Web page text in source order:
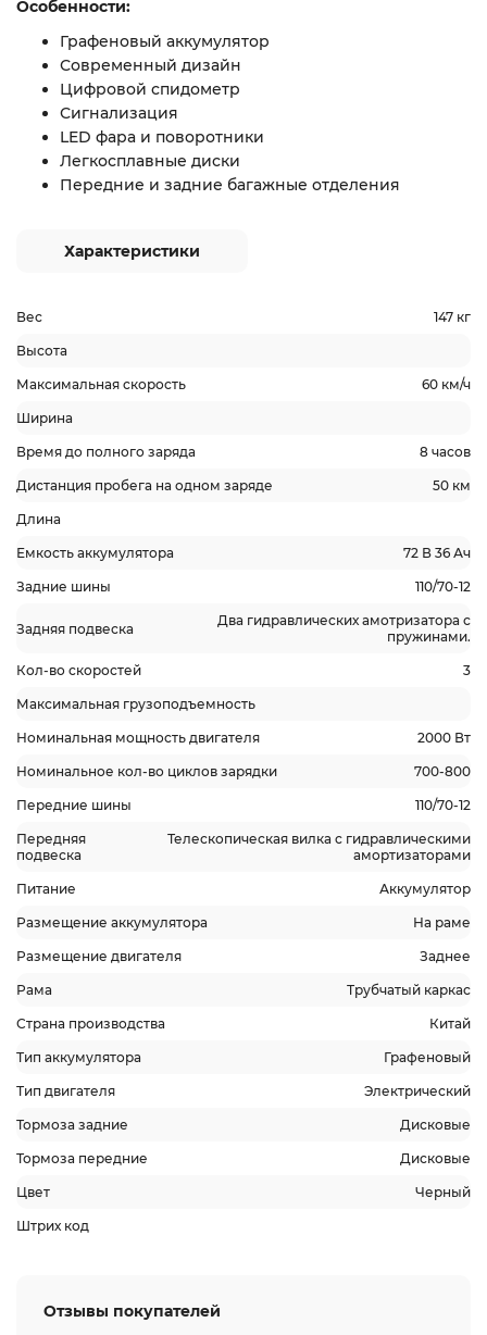
Особенности:
Графеновый аккумулятор
Современный дизайн
Цифровой спидометр
Сигнализация
LED фара и поворотники
Легкосплавные диски
Передние и задние багажные отделения
Характеристики
Вес 147 кг
Высота
Максимальная скорость 60 км/ч
Ширина
Время до полного заряда 8 часов
Дистанция пробега на одном заряде 50 км
Длина
Емкость аккумулятора 72 В 36 Ач
Задние шины 110/70-12
Задняя подвеска
Два гидравлических амотризатора с
пружинами.
Кол-во скоростей 3
Максимальная грузоподъемность
Номинальная мощность двигателя 2000 Вт
Номинальное кол-во циклов зарядки 700-800
Передние шины 110/70-12
Передняя
подвеска
Телескопическая вилка с гидравлическими
амортизаторами
Питание Аккумулятор
Размещение аккумулятора На раме
Размещение двигателя Заднее
Рама Трубчатый каркас
Страна производства Китай
Тип аккумулятора Графеновый
Тип двигателя Электрический
Тормоза задние Дисковые
Тормоза передние Дисковые
Цвет Черный
Штрих код
Отзывы покупателей